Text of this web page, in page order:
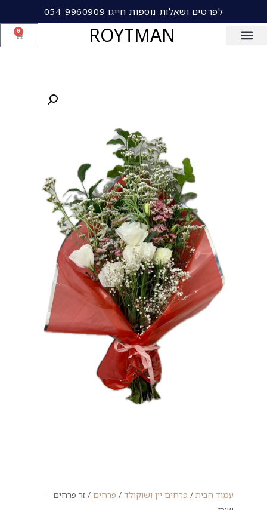
לפרטים ושאלות נוספות חייגו 054-9960909
ROYTMAN
0
עמוד הבית / פרחים יין ושוקולד / פרחים / זר פרחים –